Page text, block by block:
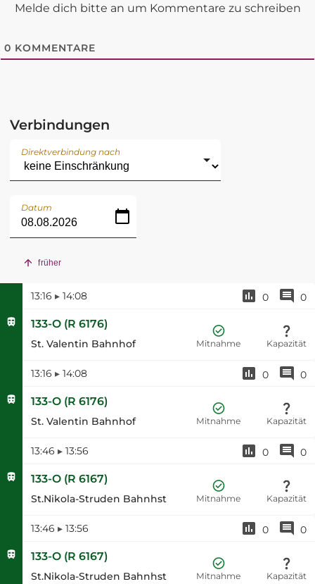
Melde dich bitte an um Kommentare zu schreiben
0 KOMMENTARE
Verbindungen
Direktverbindung nach
Datum
früher
13:16 ▸ 14:08 0 0
133-O (R 6176)
St. Valentin Bahnhof Mitnahme Kapazität
13:16 ▸ 14:08 0 0
133-O (R 6176)
St. Valentin Bahnhof Mitnahme Kapazität
13:46 ▸ 13:56 0 0
133-O (R 6167)
St.Nikola-Struden Bahnhst Mitnahme Kapazität
13:46 ▸ 13:56 0 0
133-O (R 6167)
St.Nikola-Struden Bahnhst Mitnahme Kapazität